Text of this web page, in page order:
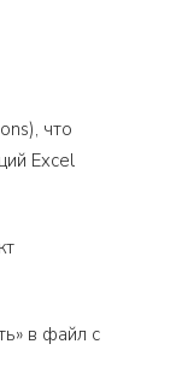
что
Excel
в файл с